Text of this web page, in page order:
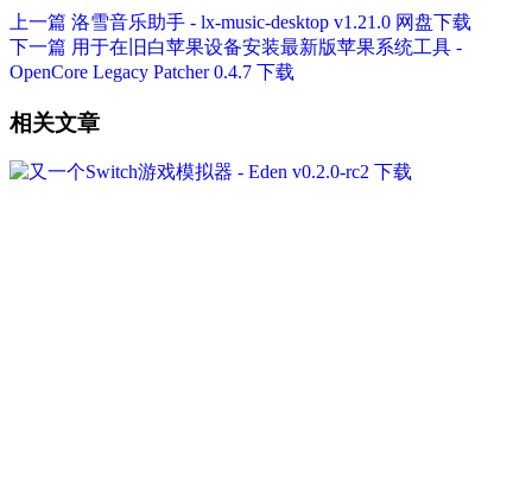
上一篇 洛雪音乐助手 - lx-music-desktop v1.21.0 网盘下载
下一篇 用于在旧白苹果设备安装最新版苹果系统工具 -
OpenCore Legacy Patcher 0.4.7 下载
相关文章